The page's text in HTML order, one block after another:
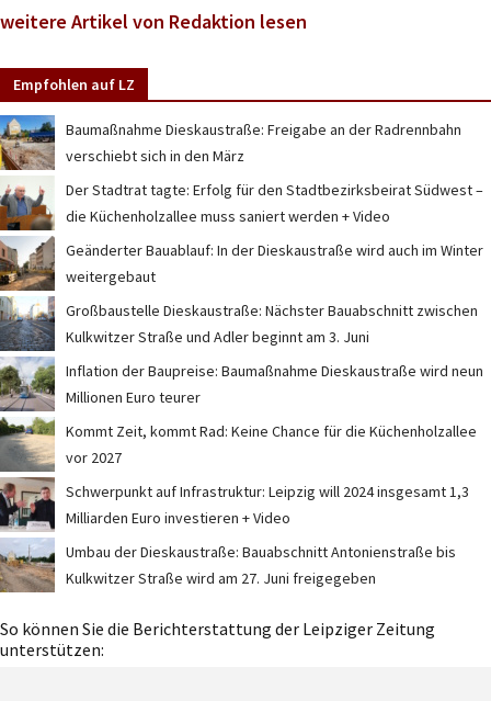
weitere Artikel von Redaktion lesen
Empfohlen auf LZ
Baumaßnahme Dieskaustraße: Freigabe an der Radrennbahn
verschiebt sich in den März
Der Stadtrat tagte: Erfolg für den Stadtbezirksbeirat Südwest –
die Küchenholzallee muss saniert werden + Video
Geänderter Bauablauf: In der Dieskaustraße wird auch im Winter
weitergebaut
Großbaustelle Dieskaustraße: Nächster Bauabschnitt zwischen
Kulkwitzer Straße und Adler beginnt am 3. Juni
Inflation der Baupreise: Baumaßnahme Dieskaustraße wird neun
Millionen Euro teurer
Kommt Zeit, kommt Rad: Keine Chance für die Küchenholzallee
vor 2027
Schwerpunkt auf Infrastruktur: Leipzig will 2024 insgesamt 1,3
Milliarden Euro investieren + Video
Umbau der Dieskaustraße: Bauabschnitt Antonienstraße bis
Kulkwitzer Straße wird am 27. Juni freigegeben
So können Sie die Berichterstattung der Leipziger Zeitung
unterstützen: